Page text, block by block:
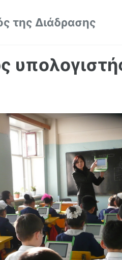
της Διάδρασης